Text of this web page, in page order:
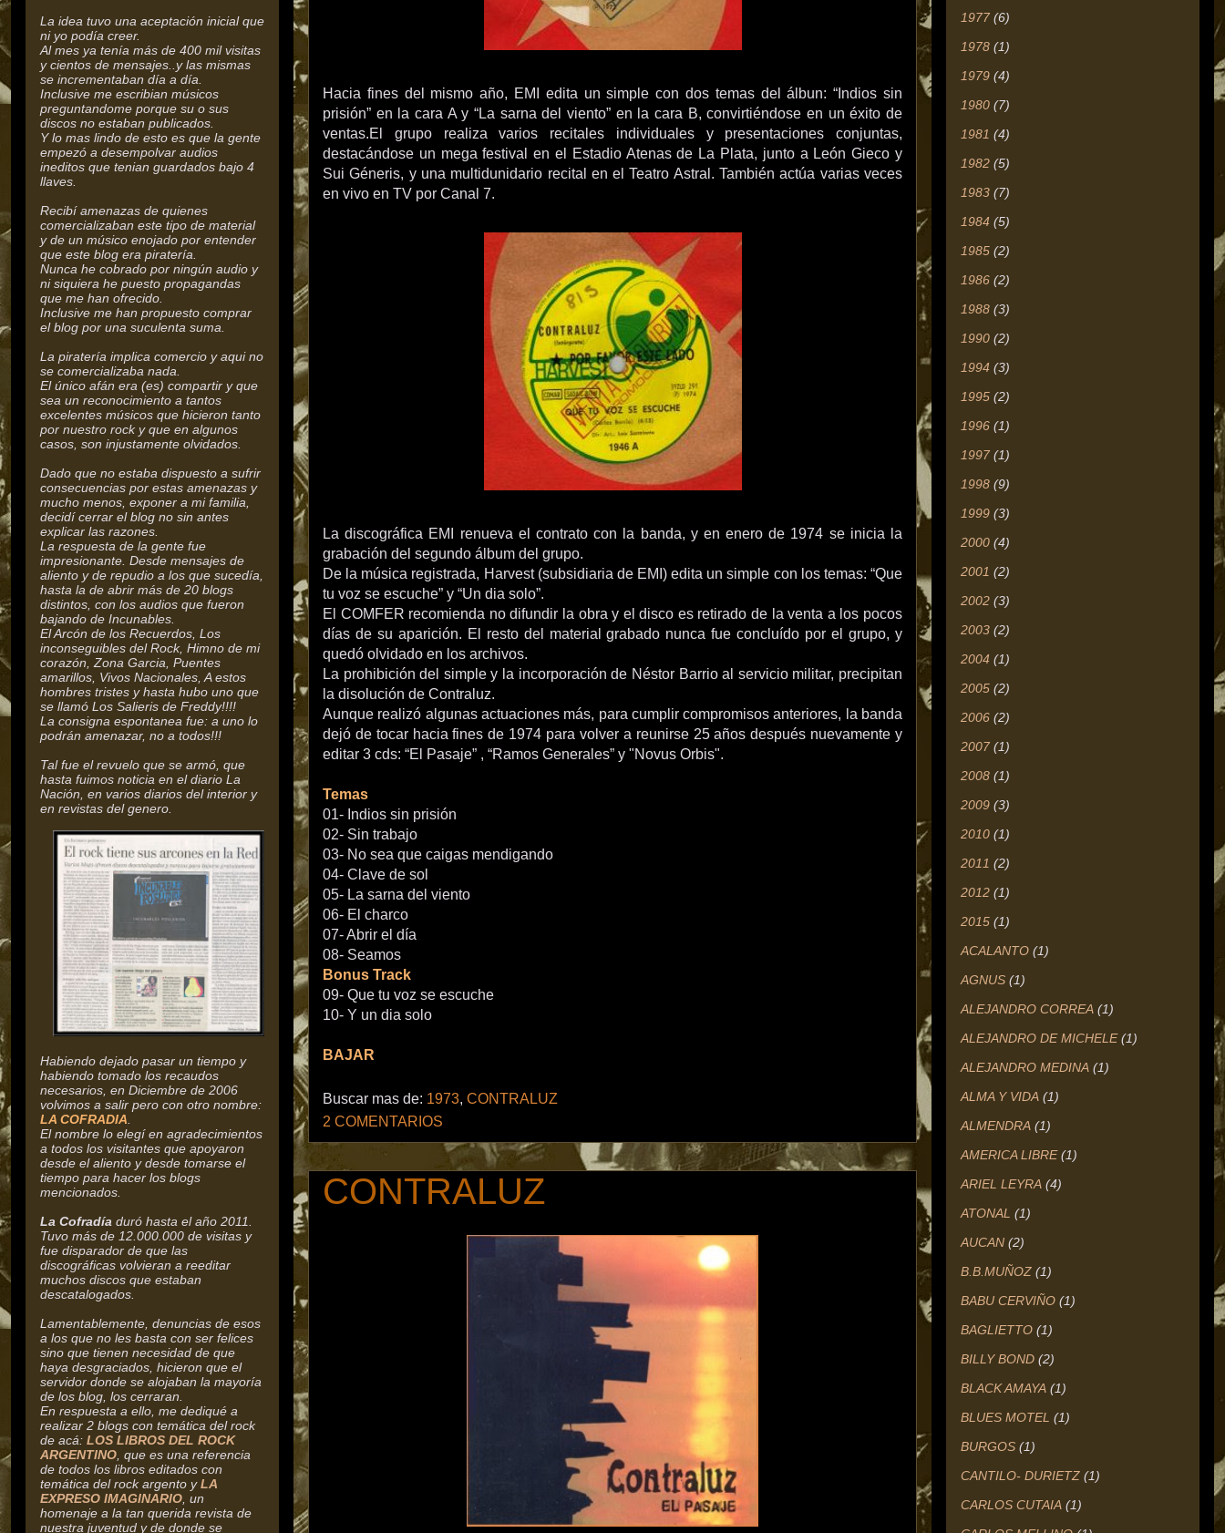
Hacia fines del mismo año, EMI edita un simple con dos temas del álbun: “Indios sin
prisión” en la cara A y “La sarna del viento” en la cara B, convirtiéndose en un éxito de
ventas.El grupo realiza varios recitales individuales y presentaciones conjuntas,
destacándose un mega festival en el Estadio Atenas de La Plata, junto a León Gieco y
Sui Géneris, y una multidunidario recital en el Teatro Astral. También actúa varias veces
en vivo en TV por Canal 7.
La discográfica EMI renueva el contrato con la banda, y en enero de 1974 se inicia la
grabación del segundo álbum del grupo.
De la música registrada, Harvest (subsidiaria de EMI) edita un simple con los temas: “Que
tu voz se escuche” y “Un dia solo”.
El COMFER recomienda no difundir la obra y el disco es retirado de la venta a los pocos
días de su aparición. El resto del material grabado nunca fue concluído por el grupo, y
quedó olvidado en los archivos.
La prohibición del simple y la incorporación de Néstor Barrio al servicio militar, precipitan
la disolución de Contraluz.
Aunque realizó algunas actuaciones más, para cumplir compromisos anteriores, la banda
dejó de tocar hacia fines de 1974 para volver a reunirse 25 años después nuevamente y
editar 3 cds: “El Pasaje” , “Ramos Generales” y "Novus Orbis".
Temas
01- Indios sin prisión
02- Sin trabajo
03- No sea que caigas mendigando
04- Clave de sol
05- La sarna del viento
06- El charco
07- Abrir el día
08- Seamos
Bonus Track
09- Que tu voz se escuche
10- Y un dia solo
BAJAR
Buscar mas de: 1973, CONTRALUZ
2 COMENTARIOS
CONTRALUZ
La idea tuvo una aceptación inicial que
ni yo podía creer.
Al mes ya tenía más de 400 mil visitas
y cientos de mensajes..y las mismas
se incrementaban día a día.
Inclusive me escribian músicos
preguntandome porque su o sus
discos no estaban publicados.
Y lo mas lindo de esto es que la gente
empezó a desempolvar audios
ineditos que tenian guardados bajo 4
llaves.
Recibí amenazas de quienes
comercializaban este tipo de material
y de un músico enojado por entender
que este blog era piratería.
Nunca he cobrado por ningún audio y
ni siquiera he puesto propagandas
que me han ofrecido.
Inclusive me han propuesto comprar
el blog por una suculenta suma.
La piratería implica comercio y aqui no
se comercializaba nada.
El único afán era (es) compartir y que
sea un reconocimiento a tantos
excelentes músicos que hicieron tanto
por nuestro rock y que en algunos
casos, son injustamente olvidados.
Dado que no estaba dispuesto a sufrir
consecuencias por estas amenazas y
mucho menos, exponer a mi familia,
decidí cerrar el blog no sin antes
explicar las razones.
La respuesta de la gente fue
impresionante. Desde mensajes de
aliento y de repudio a los que sucedía,
hasta la de abrir más de 20 blogs
distintos, con los audios que fueron
bajando de Incunables.
El Arcón de los Recuerdos, Los
inconseguibles del Rock, Himno de mi
corazón, Zona Garcia, Puentes
amarillos, Vivos Nacionales, A estos
hombres tristes y hasta hubo uno que
se llamó Los Salieris de Freddy!!!!
La consigna espontanea fue: a uno lo
podrán amenazar, no a todos!!!
Tal fue el revuelo que se armó, que
hasta fuimos noticia en el diario La
Nación, en varios diarios del interior y
en revistas del genero.
Habiendo dejado pasar un tiempo y
habiendo tomado los recaudos
necesarios, en Diciembre de 2006
volvimos a salir pero con otro nombre:
LA COFRADIA
El nombre lo elegí en agradecimientos
a todos los visitantes que apoyaron
desde el aliento y desde tomarse el
tiempo para hacer los blogs
mencionados.
La Cofradía duró hasta el año 2011.
Tuvo más de 12.000.000 de visitas y
fue disparador de que las
discográficas volvieran a reeditar
muchos discos que estaban
descatalogados.
Lamentablemente, denuncias de esos
a los que no les basta con ser felices
sino que tienen necesidad de que
haya desgraciados, hicieron que el
servidor donde se alojaban la mayoría
de los blog, los cerraran.
En respuesta a ello, me dediqué a
realizar 2 blogs con temática del rock
de acá: LOS LIBROS DEL ROCK
ARGENTINO , que es una referencia
de todos los libros editados con
temática del rock argento yLA
EXPRESO IMAGINARIO , un
homenaje a la tan querida revista de
nuestra juventud y de donde se
1977 (6)
1978 (1)
1979 (4)
1980 (7)
1981 (4)
1982 (5)
1983 (7)
1984 (5)
1985 (2)
1986 (2)
1988 (3)
1990 (2)
1994 (3)
1995 (2)
1996 (1)
1997 (1)
1998 (9)
1999 (3)
2000 (4)
2001 (2)
2002 (3)
2003 (2)
2004 (1)
2005 (2)
2006 (2)
2007 (1)
2008 (1)
2009 (3)
2010 (1)
2011 (2)
2012 (1)
2015 (1)
ACALANTO (1)
AGNUS (1)
ALEJANDRO CORREA (1)
ALEJANDRO DE MICHELE (1)
ALEJANDRO MEDINA (1)
ALMA Y VIDA (1)
ALMENDRA (1)
AMERICA LIBRE (1)
ARIEL LEYRA (4)
ATONAL (1)
AUCAN (2)
B.B.MUÑOZ (1)
BABU CERVIÑO (1)
BAGLIETTO (1)
BILLY BOND (2)
BLACK AMAYA (1)
BLUES MOTEL (1)
BURGOS (1)
CANTILO- DURIETZ (1)
CARLOS CUTAIA (1)